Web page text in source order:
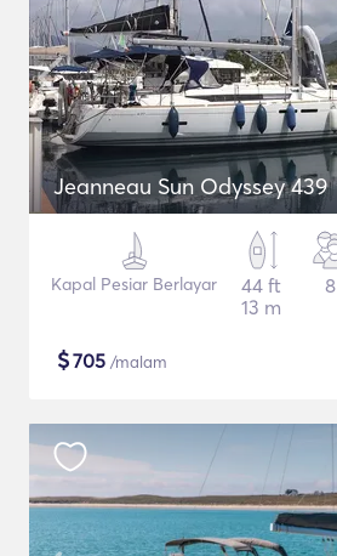
Jeanneau Sun Odyssey 439
Kapal Pesiar Berlayar
44 ft
13 m
8
$705 /malam